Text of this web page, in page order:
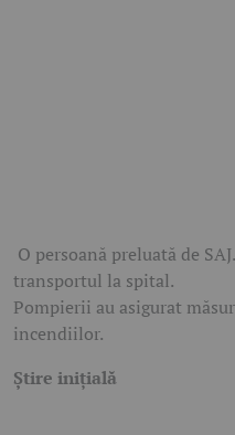
O persoană preluată de
transportul la spital.
Pompierii au asigurat
incendiilor.
Știre inițială